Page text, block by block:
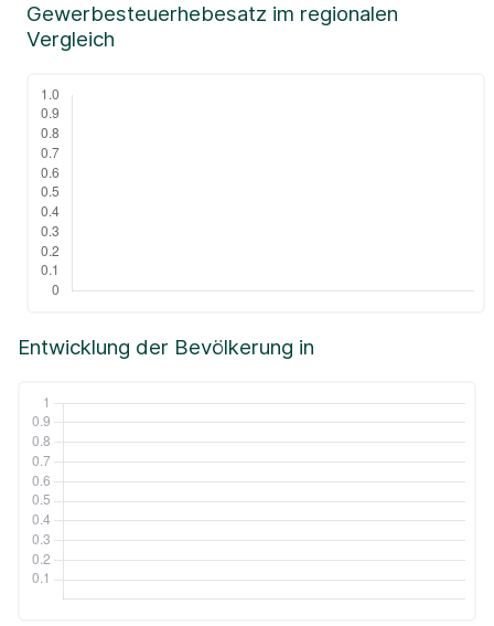
Entwicklung der Bevölkerung in
Gewerbesteuerhebesatz im regionalen
Vergleich